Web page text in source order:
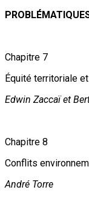
Chapitre 7
Équité territoriale
Edwin Zaccaï et
Chapitre 8
Conflits
André Torre